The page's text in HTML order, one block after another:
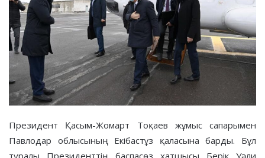
Президент Қасым-Жомарт Тоқаев жұмыс сапарымен
Павлодар облысының Екібастұз қаласына барды. Бұл
туралы Президенттің баспасөз хатшысы Берік Уәли